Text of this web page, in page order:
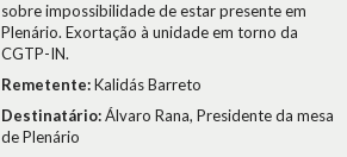
sobre impossibilidade de estar presente em
Plenário. Exortação à unidade em torno da
CGTP-IN.
Remetente:Kalidás Barreto
Destinatário:Álvaro Rana, Presidente da mesa
de Plenário